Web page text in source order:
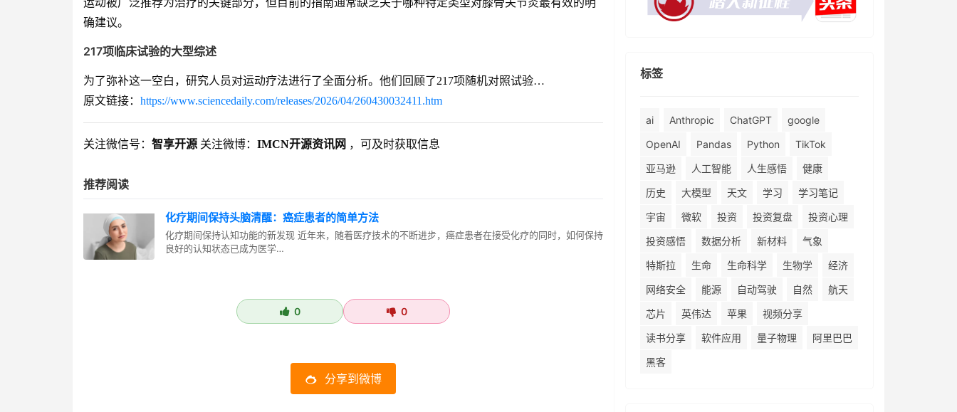
运动被广泛推荐为治疗的关键部分，但目前的指南通常缺乏关于哪种特定类型对膝骨关节炎最有效的明
确建议。
217项临床试验的大型综述
为了弥补这一空白，研究人员对运动疗法进行了全面分析。他们回顾了217项随机对照试验…
原文链接： https://www.sciencedaily.com/releases/2026/04/260430032411.htm
关注微信号： 智享开源 关注微博： IMCN开源资讯网 ，可及时获取信息
推荐阅读
化疗期间保持头脑清醒：癌症患者的简单方法
化疗期间保持认知功能的新发现 近年来，随着医疗技术的不断进步，癌症患者在接受化疗的同时，如何保持
良好的认知状态已成为医学…
0 0
分享到微博
标签
ai Anthropic ChatGPT
google
OpenAI
Pandas Python
TikTok
亚马逊
人工智能 人生感悟
健康
历史
大模型 天文 学习
学习笔记
宇宙
微软 投资 投资复盘
投资心理
投资感悟
数据分析 新材料
气象
特斯拉
生命 生命科学 生物学
经济
网络安全
能源 自动驾驶 自然
航天
芯片
英伟达 苹果
视频分享
读书分享
软件应用 量子物理
阿里巴巴
黑客